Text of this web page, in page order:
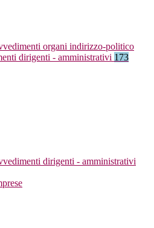
organi indirizzo-politico
dirigenti - amministrativi 173
dirigenti - amministrativi